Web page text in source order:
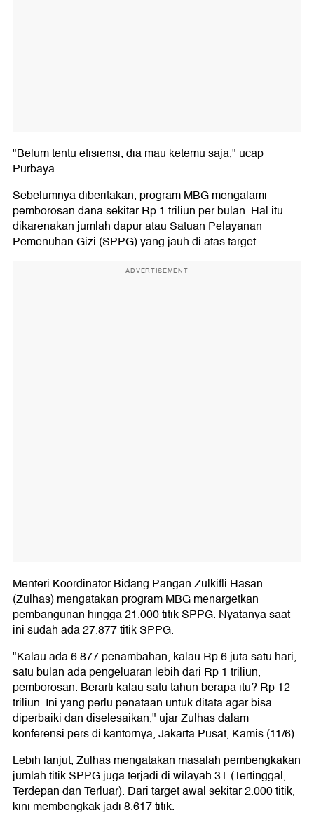
"Belum tentu efisiensi, dia mau ketemu saja," ucap
Purbaya.
Sebelumnya diberitakan, program MBG mengalami
pemborosan dana sekitar Rp 1 triliun per bulan. Hal itu
dikarenakan jumlah dapur atau Satuan Pelayanan
Pemenuhan Gizi (SPPG) yang jauh di atas target.
ADVERTISEMENT
Menteri Koordinator Bidang Pangan Zulkifli Hasan
(Zulhas) mengatakan program MBG menargetkan
pembangunan hingga 21.000 titik SPPG. Nyatanya saat
ini sudah ada 27.877 titik SPPG.
"Kalau ada 6.877 penambahan, kalau Rp 6 juta satu hari,
satu bulan ada pengeluaran lebih dari Rp 1 triliun,
pemborosan. Berarti kalau satu tahun berapa itu? Rp 12
triliun. Ini yang perlu penataan untuk ditata agar bisa
diperbaiki dan diselesaikan," ujar Zulhas dalam
konferensi pers di kantornya, Jakarta Pusat, Kamis (11/6).
Lebih lanjut, Zulhas mengatakan masalah pembengkakan
jumlah titik SPPG juga terjadi di wilayah 3T (Tertinggal,
Terdepan dan Terluar). Dari target awal sekitar 2.000 titik,
kini membengkak jadi 8.617 titik.